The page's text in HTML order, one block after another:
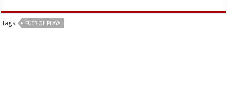
Tags FÚTBOL PLAYA